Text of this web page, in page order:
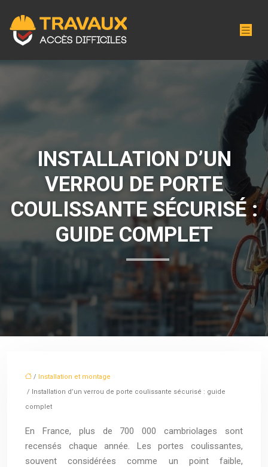
INSTALLATION D’UN
VERROU DE PORTE
COULISSANTE SÉCURISÉ :
GUIDE COMPLET
/ Installation et montage
/ Installation d’un verrou de porte coulissante sécurisé : guide
complet
En France, plus de 700 000 cambriolages sont
recensés chaque année. Les portes coulissantes,
souvent considérées comme un point faible,